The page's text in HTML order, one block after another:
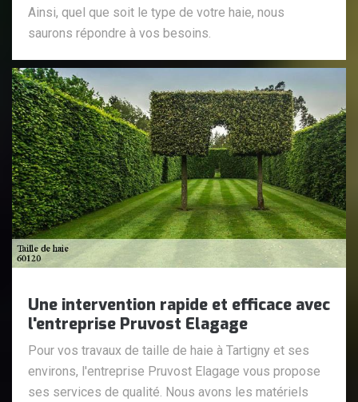
Ainsi, quel que soit le type de votre haie, nous
saurons répondre à vos besoins.
Une intervention rapide et efficace avec
l'entreprise Pruvost Elagage
Pour vos travaux de taille de haie à Tartigny et ses
environs, l'entreprise Pruvost Elagage vous propose
ses services de qualité. Nous avons les matériels